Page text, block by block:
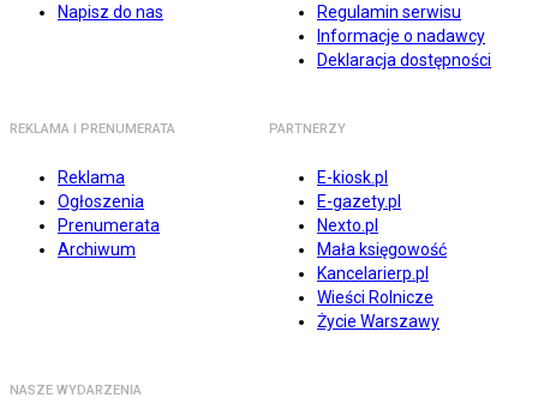
Napisz do nas
Regulamin serwisu
Informacje o nadawcy
Deklaracja dostępności
REKLAMA I PRENUMERATA
Reklama
Ogłoszenia
Prenumerata
Archiwum
PARTNERZY
E-kiosk.pl
E-gazety.pl
Nexto.pl
Mała księgowość
Kancelarierp.pl
Wieści Rolnicze
Życie Warszawy
NASZE WYDARZENIA